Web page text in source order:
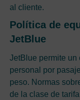
al cliente.
Política de
JetBlue
JetBlue permite un
personal por
peso. Normas
de la clase de